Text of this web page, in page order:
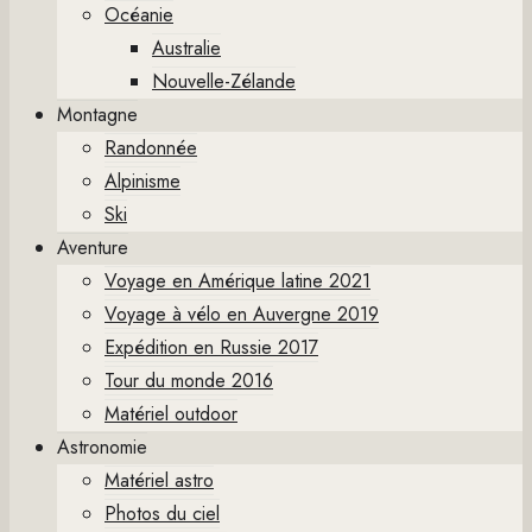
Océanie
Australie
Nouvelle-Zélande
Montagne
Randonnée
Alpinisme
Ski
Aventure
Voyage en Amérique latine 2021
Voyage à vélo en Auvergne 2019
Expédition en Russie 2017
Tour du monde 2016
Matériel outdoor
Astronomie
Matériel astro
Photos du ciel